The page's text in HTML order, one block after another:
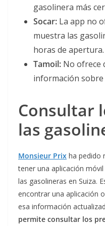
gasolinera más
Socar: La app no
muestra las
horas de apertura.
Tamoil: No ofrece
información
Consultar
las
Monsieur Prix ha pedido
tener una aplicación
las gasolineras en Suiza.
encontrar una aplicación
esa información
permite consultar los